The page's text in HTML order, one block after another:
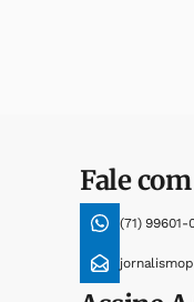
Fale
(71) 99601-